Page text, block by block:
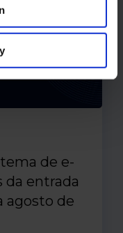
de e-
da entrada
agosto de